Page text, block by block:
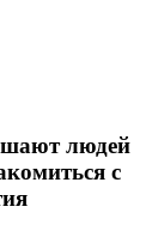
людей
с